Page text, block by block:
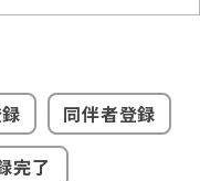
同伴者登録
完了